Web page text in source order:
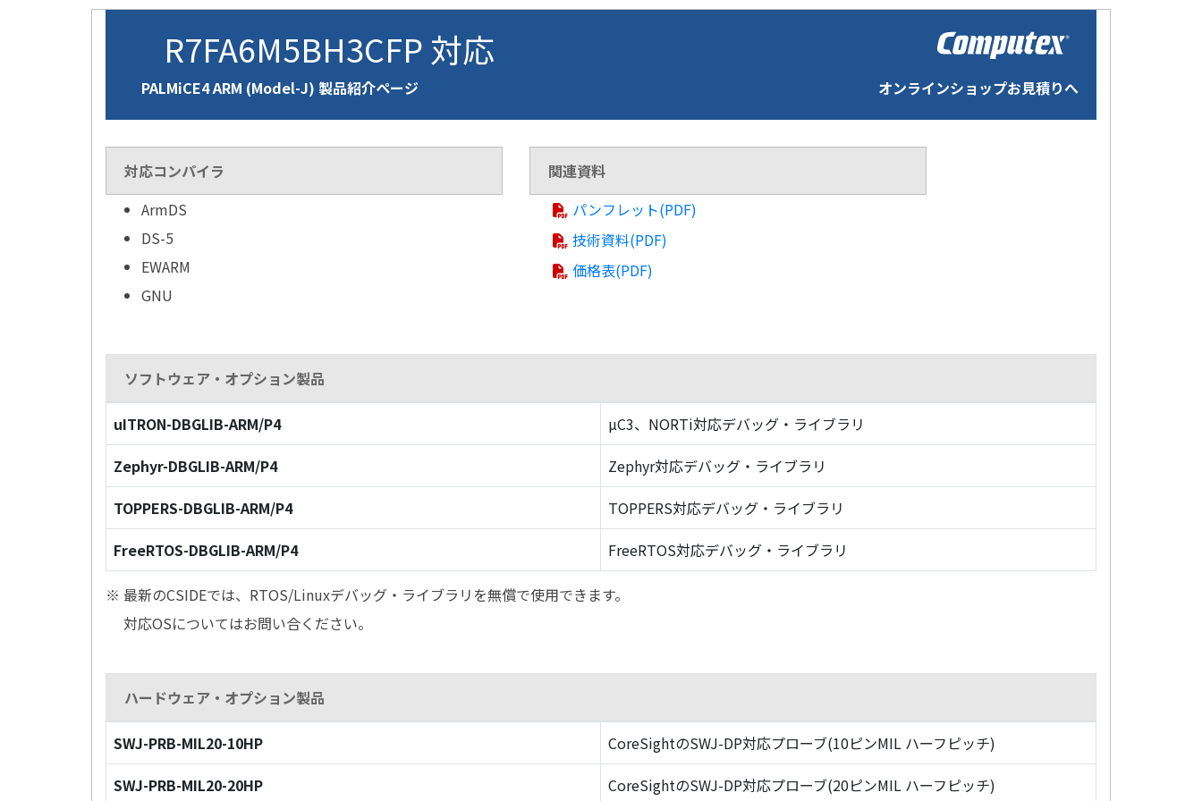
R7FA6M5BH3CFP 対応
PALMiCE4 ARM (Model-J) 製品紹介ページ オンラインショップお見積りへ
対応コンパイラ
ArmDS
DS-5
EWARM
GNU
関連資料
パンフレット(PDF)
技術資料(PDF)
価格表(PDF)
ソフトウェア・オプション製品
uITRON-DBGLIB-ARM/P4
µC3、NORTi対応デバッグ・ライブラリ
Zephyr-DBGLIB-ARM/P4
Zephyr対応デバッグ・ライブラリ
TOPPERS-DBGLIB-ARM/P4
TOPPERS対応デバッグ・ライブラリ
FreeRTOS-DBGLIB-ARM/P4
FreeRTOS対応デバッグ・ライブラリ
※ 最新のCSIDEでは、RTOS/Linuxデバッグ・ライブラリを無償で使用できます。
対応OSについてはお問い合ください。
ハードウェア・オプション製品
SWJ-PRB-MIL20-10HP
CoreSightのSWJ-DP対応プローブ(10ピンMIL ハーフピッチ)
SWJ-PRB-MIL20-20HP
CoreSightのSWJ-DP対応プローブ(20ピンMIL ハーフピッチ)